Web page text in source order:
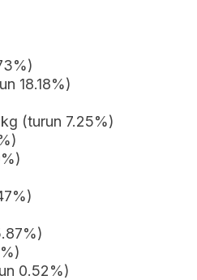
18.18%)
(turun 7.25%)
0.52%)